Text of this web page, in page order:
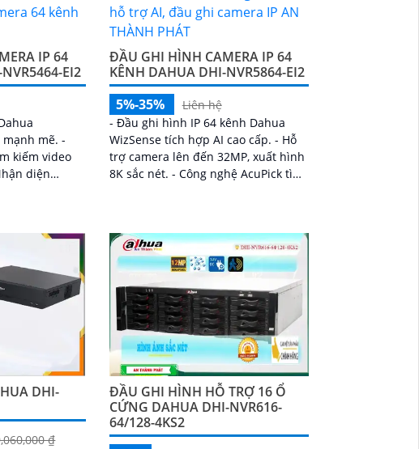
IP 64
EI2
mạnh mẽ. -
kiếm video
diện
ĐẦU GHI HÌNH CAMERA IP 64
KÊNH DAHUA DHI-NVR5864-EI2
5%-35%
Liên hệ
- Đầu ghi hình IP 64 kênh Dahua
WizSense tích hợp AI cao cấp. - Hỗ
trợ camera lên đến 32MP, xuất hình
8K sắc nét. - Công nghệ AcuPick tìm
DHI-
₫
ĐẦU GHI HÌNH HỖ TRỢ 16 Ổ
CỨNG DAHUA DHI-NVR616-
64/128-4KS2